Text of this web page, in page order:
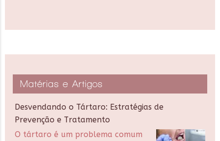
Matérias e Artigos
Desvendando o Tártaro: Estratégias de
Prevenção e Tratamento
O tártaro é um problema comum